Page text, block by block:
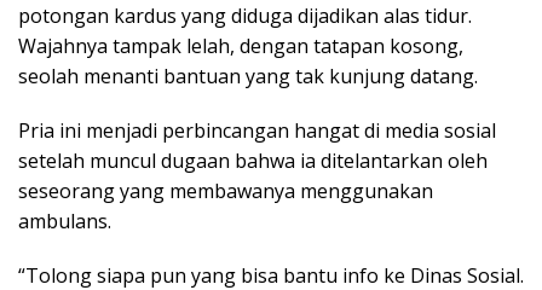
potongan kardus yang diduga dijadikan alas tidur.
Wajahnya tampak lelah, dengan tatapan kosong,
seolah menanti bantuan yang tak kunjung datang.
Pria ini menjadi perbincangan hangat di media sosial
setelah muncul dugaan bahwa ia ditelantarkan oleh
seseorang yang membawanya menggunakan
ambulans.
“Tolong siapa pun yang bisa bantu info ke Dinas Sosial.